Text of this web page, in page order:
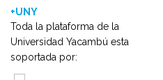
+UNY
Toda la plataforma de la
Universidad Yacambú esta
soportada por: